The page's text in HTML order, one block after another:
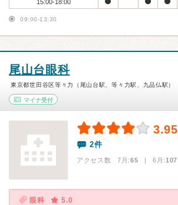
15:00-18:00
09:00-13:30
尾山台眼科
東京都世田谷区等々力（尾山台駅、等々力駅、九品仏駅）
マイナ受付
3.95
2件
アクセス数 7月:65 | 6月:107
眼科
5.0